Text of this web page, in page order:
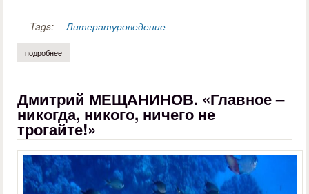
Tags: Литературоведение
подробнее
Дмитрий МЕЩАНИНОВ. «Главное –
никогда, никого, ничего не
трогайте!»